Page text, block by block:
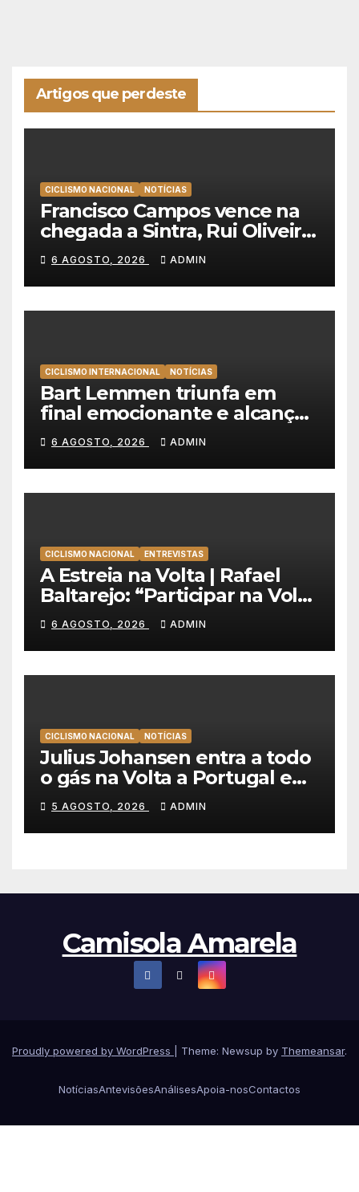
Artigos que perdeste
CICLISMO NACIONAL NOTÍCIAS
Francisco Campos vence na
chegada a Sintra, Rui Oliveira
veste de amarelo na Volta a
Portugal
6 AGOSTO, 2026 ADMIN
CICLISMO INTERNACIONAL NOTÍCIAS
Bart Lemmen triunfa em
final emocionante e alcança
a primeira vitória da carreira
na Volta à Polónia
6 AGOSTO, 2026 ADMIN
CICLISMO NACIONAL ENTREVISTAS
A Estreia na Volta | Rafael
Baltarejo: “Participar na Volta
a Portugal é o sonho de
qualquer ciclista”
6 AGOSTO, 2026 ADMIN
CICLISMO NACIONAL NOTÍCIAS
Julius Johansen entra a todo
o gás na Volta a Portugal e
lidera dobradinha da UAE
Team Emirates em Lisboa
5 AGOSTO, 2026 ADMIN
Camisola Amarela
Proudly powered by WordPress Theme: Newsup by Themeansar.
NotíciasAntevisõesAnálisesApoia-nosContactos